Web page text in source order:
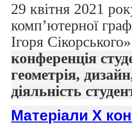
29 квітня 2021
комп’ютерної
Ігоря
конференція
геометрія,
діяльність
Матеріали Х